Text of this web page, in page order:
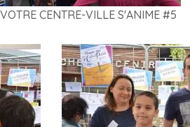
CENTRE-VILLE S'ANIME #5